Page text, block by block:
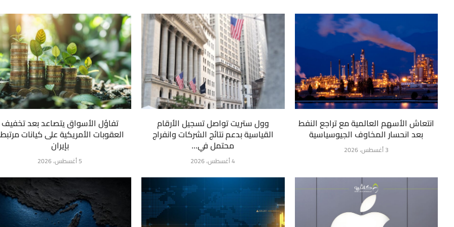
تفاؤل الأسواق يتصاعد بعد تخفيف
العقوبات الأمريكية على كيانات
بإيران
5 أغسطس، 2026
وول ستريت تواصل تسجيل الأرقام
القياسية بدعم نتائج الشركات وانفراج
محتمل في...
4 أغسطس، 2026
انتعاش الأسهم العالمية مع تراجع النفط
بعد انحسار المخاوف الجيوسياسية
3 أغسطس، 2026